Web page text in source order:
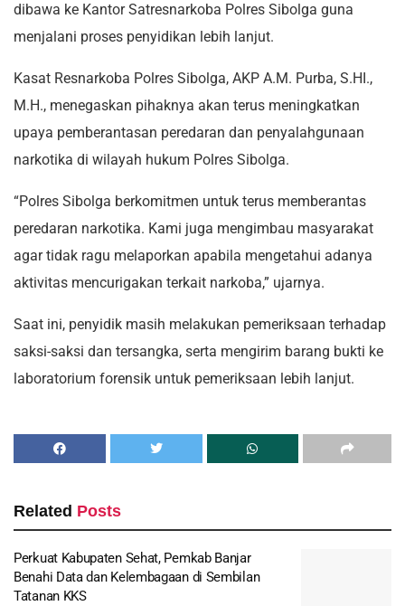
dibawa ke Kantor Satresnarkoba Polres Sibolga guna
menjalani proses penyidikan lebih lanjut.
Kasat Resnarkoba Polres Sibolga, AKP A.M. Purba, S.HI.,
M.H., menegaskan pihaknya akan terus meningkatkan
upaya pemberantasan peredaran dan penyalahgunaan
narkotika di wilayah hukum Polres Sibolga.
“Polres Sibolga berkomitmen untuk terus memberantas
peredaran narkotika. Kami juga mengimbau masyarakat
agar tidak ragu melaporkan apabila mengetahui adanya
aktivitas mencurigakan terkait narkoba,” ujarnya.
Saat ini, penyidik masih melakukan pemeriksaan terhadap
saksi-saksi dan tersangka, serta mengirim barang bukti ke
laboratorium forensik untuk pemeriksaan lebih lanjut.
Related Posts
Perkuat Kabupaten Sehat, Pemkab Banjar
Benahi Data dan Kelembagaan di Sembilan
Tatanan KKS